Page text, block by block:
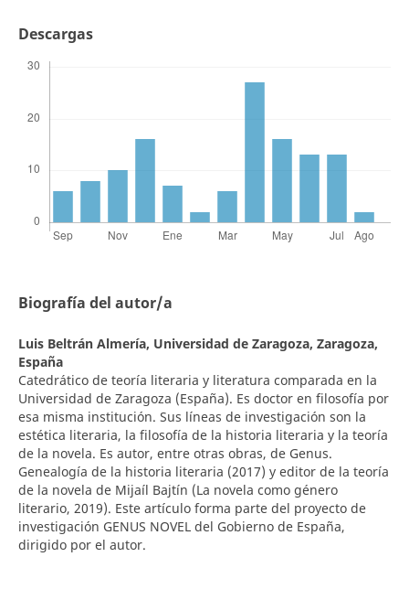
Descargas
Biografía del autor/a
Luis Beltrán Almería, Universidad de Zaragoza, Zaragoza,
España
Catedrático de teoría literaria y literatura comparada en la
Universidad de Zaragoza (España). Es doctor en filosofía por
esa misma institución. Sus líneas de investigación son la
estética literaria, la filosofía de la historia literaria y la teoría
de la novela. Es autor, entre otras obras, de Genus.
Genealogía de la historia literaria (2017) y editor de la teoría
de la novela de Mijaíl Bajtín (La novela como género
literario, 2019). Este artículo forma parte del proyecto de
investigación GENUS NOVEL del Gobierno de España,
dirigido por el autor.